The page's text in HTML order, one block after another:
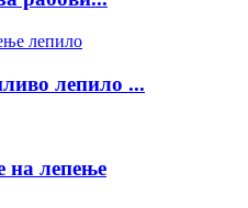
лепило ...
на лепење